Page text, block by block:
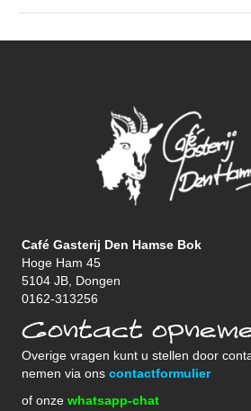
Café Gasterij Den Hamse Bok
Hoge Ham 45
5104 JB, Dongen
0162-313256
Contact
Overige vragen kunt u stellen door
nemen via ons contactformulier
of onze whatsapp-chat